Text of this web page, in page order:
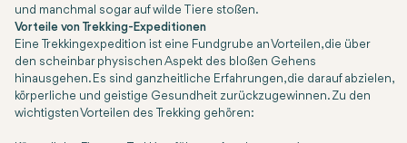
und manchmal sogar auf wilde Tiere stoßen.
Vorteile von Trekking-Expeditionen
Eine Trekkingexpedition ist eine Fundgrube an Vorteilen, die über
den scheinbar physischen Aspekt des bloßen Gehens
hinausgehen. Es sind ganzheitliche Erfahrungen, die darauf abzielen,
körperliche und geistige Gesundheit zurückzugewinnen. Zu den
wichtigsten Vorteilen des Trekking gehören: